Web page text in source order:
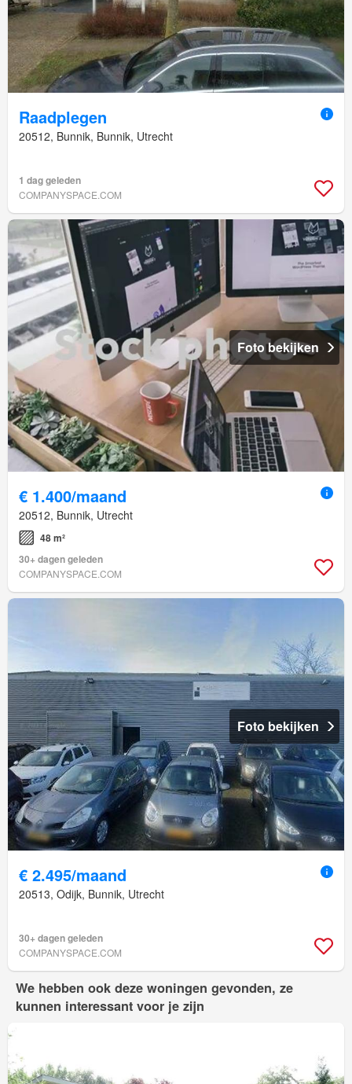
Raadplegen
20512, Bunnik, Bunnik, Utrecht
1 dag geleden
COMPANYSPACE.COM
Foto bekijken
€ 1.400/maand
20512, Bunnik, Utrecht
48 m²
30+ dagen geleden
COMPANYSPACE.COM
Foto bekijken
€ 2.495/maand
20513, Odijk, Bunnik, Utrecht
30+ dagen geleden
COMPANYSPACE.COM
We hebben ook deze woningen gevonden, ze
kunnen interessant voor je zijn